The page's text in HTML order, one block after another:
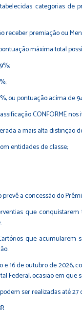
categorias
receber premiação ou
máxima total
ou pontuação acima de
CONFORME nos
a mais alta
entidades de classe;
a concessão do
que
que
16 de outubro de
Federal, ocasião em
ser realizadas até